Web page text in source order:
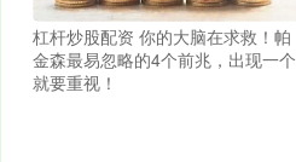
杠杆炒股配资 你的大脑在求救！帕
金森最易忽略的4个前兆，出现一个
就要重视！